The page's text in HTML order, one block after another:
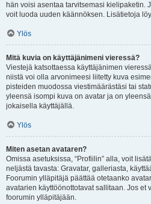
hän voisi asentaa tarvitsemasi kielipaketin.
voit luoda uuden käännöksen. Lisätietoja
Ylös
Mitä kuvia on käyttäjänimeni vieressä?
Viestejä katsottaessa käyttäjänimen
niistä voi olla arvonimeesi liitetty kuva
pisteiden muodossa viestimäärästäsi tai
yleensä isompi kuva on avatar ja on
jokaisella käyttäjällä.
Ylös
Miten asetan avataren?
Omissa asetuksissa, “Profiilin” alla, voit
neljästä tavasta: Gravatar, galleriasta,
Foorumin ylläpitäjä päättää otetaanko
avatarien käyttöönottotavat sallitaan. Jos et
foorumin ylläpitäjään.